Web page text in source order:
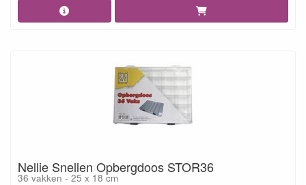
Nellie Snellen Opbergdoos STOR36
36 vakken - 25 x 18 cm